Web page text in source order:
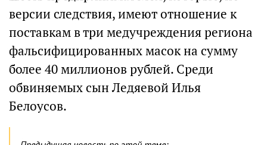
версии следствия, имеют отношение к
поставкам в три медучреждения региона
фальсифицированных масок на сумму
более 40 миллионов рублей. Среди
обвиняемых сын Ледяевой Илья
Белоусов.